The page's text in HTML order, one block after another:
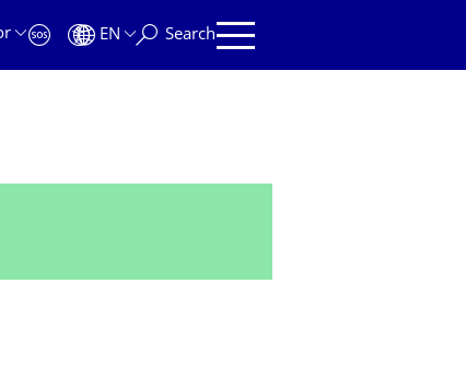
EN Search